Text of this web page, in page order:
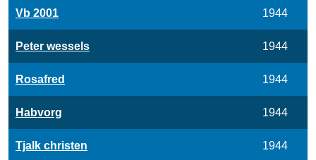
Vb 2001 1944
Peter wessels 1944
Rosafred 1944
Habvorg 1944
Tjalk christen 1944